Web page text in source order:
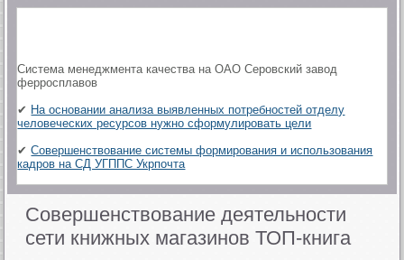
Система менеджмента качества на ОАО Серовский завод
ферросплавов
✔ На основании анализа выявленных потребностей отделу
человеческих ресурсов нужно сформулировать цели
✔Совершенствование системы формирования и использования
кадров на СД УГППС Укрпочта
Совершенствование деятельности
сети книжных магазинов ТОП-книга